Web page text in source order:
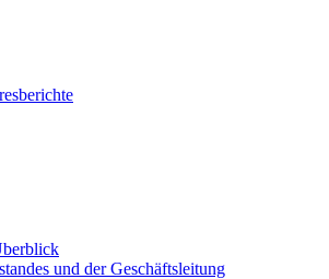
und der Geschäftsleitung